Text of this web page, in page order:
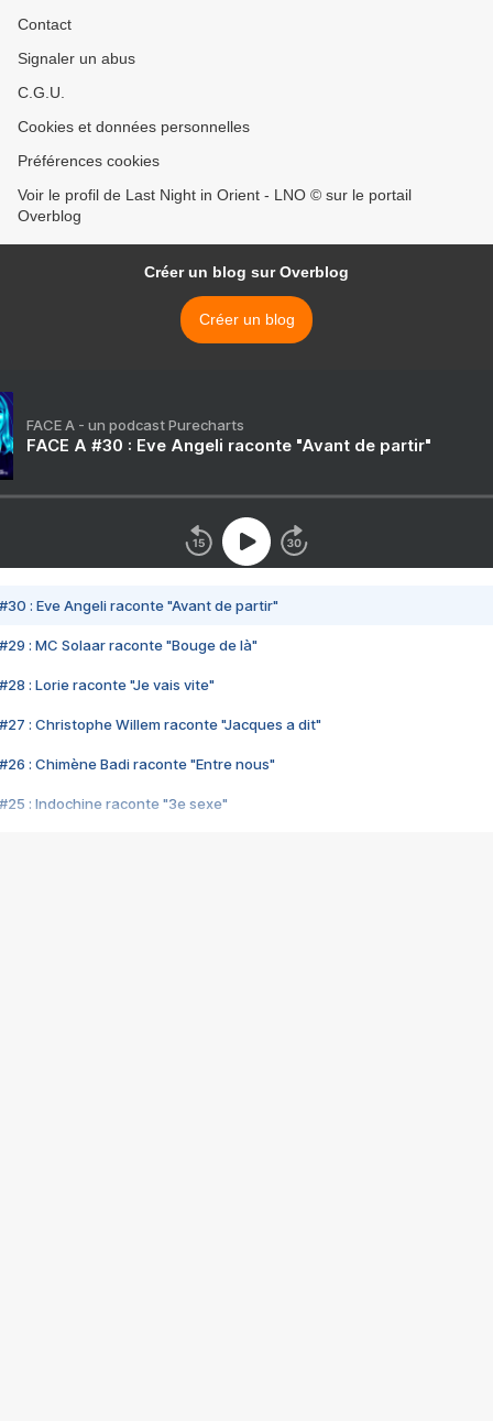
Contact
Signaler un abus
C.G.U.
Cookies et données personnelles
Préférences cookies
Voir le profil de Last Night in Orient - LNO © sur le portail
Overblog
Créer un blog sur Overblog
Créer un blog
FACE A - un podcast Purecharts
FACE A #30 : Eve Angeli raconte "Avant de partir"
#30 : Eve Angeli raconte "Avant de partir"
#29 : MC Solaar raconte "Bouge de là"
#28 : Lorie raconte "Je vais vite"
#27 : Christophe Willem raconte "Jacques a dit"
#26 : Chimène Badi raconte "Entre nous"
#25 : Indochine raconte "3e sexe"